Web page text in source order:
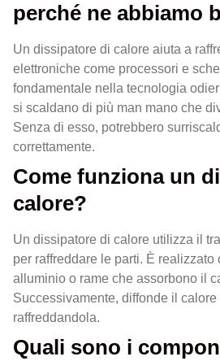
perché ne abbiamo
Un dissipatore di calore aiuta a
elettroniche come processori e
fondamentale nella tecnologia
si scaldano di più man mano che
Senza di esso, potrebbero
correttamente.
Come funziona un
calore?
Un dissipatore di calore utilizza il
per raffreddare le parti. È realizzato
alluminio o rame che assorbono il
Successivamente, diffonde il
raffreddandola.
Quali sono i